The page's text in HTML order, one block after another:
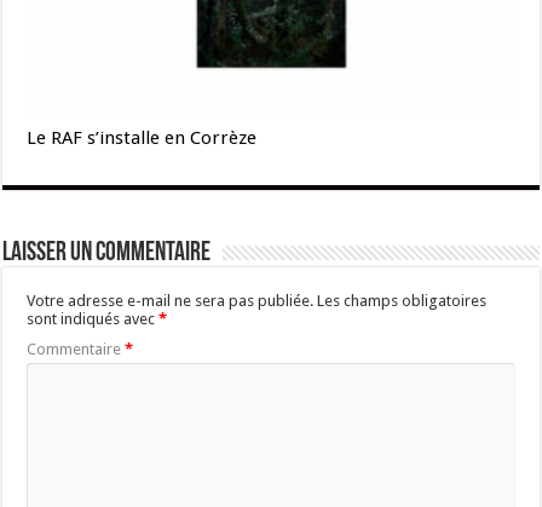
Le RAF s’installe en Corrèze
Laisser un commentaire
Votre adresse e-mail ne sera pas publiée. Les champs obligatoires
sont indiqués avec*
Commentaire*